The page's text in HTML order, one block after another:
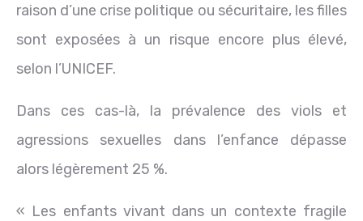
raison d’une crise politique ou sécuritaire, les filles
sont exposées à un risque encore plus élevé,
selon l’UNICEF.
Dans ces cas-là, la prévalence des viols et
agressions sexuelles dans l’enfance dépasse
alors légèrement 25 %.
« Les enfants vivant dans un contexte fragile